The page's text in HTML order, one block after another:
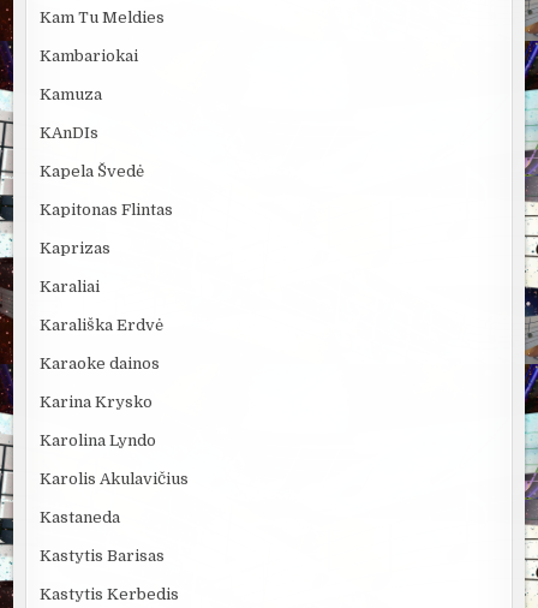
Kam Tu Meldies
Kambariokai
Kamuza
KAnDIs
Kapela Švedė
Kapitonas Flintas
Kaprizas
Karaliai
Karališka Erdvė
Karaoke dainos
Karina Krysko
Karolina Lyndo
Karolis Akulavičius
Kastaneda
Kastytis Barisas
Kastytis Kerbedis